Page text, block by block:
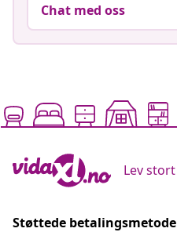
Chat med oss
Lev
Støttede